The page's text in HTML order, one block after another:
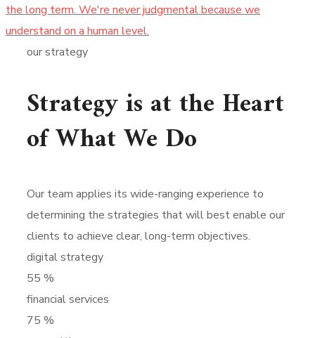
the long term. We're never judgmental because we
understand on a human level.
our strategy
Strategy is at the Heart
of What We Do
Our team applies its wide-ranging experience to
determining the strategies that will best enable our
clients to achieve clear, long-term objectives.
digital strategy
55 %
financial services
75 %